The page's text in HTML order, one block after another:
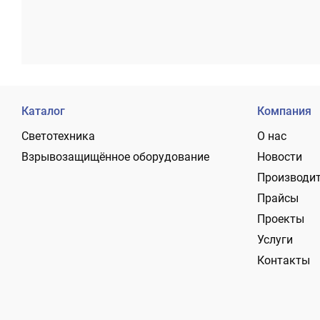
Каталог
Светотехника
Взрывозащищённое оборудование
Компания
О нас
Новости
Прайсы
Проекты
Услуги
Контакты